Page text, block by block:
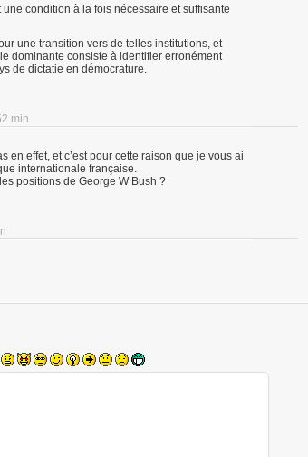
condition à la fois nécessaire et suffisante
une transition vers de telles institutions, et
dominante consiste à identifier erronément
de dictatie en démocrature.
min
en effet, et c’est pour cette raison que je vous ai
internationale française.
positions de George W Bush ?